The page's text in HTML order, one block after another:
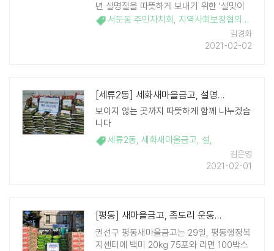
년 설명절을 따뜻하게 보내기 위한 '설맞이
이웃 나눔 행사'를 가졌다. 서둔동 단체장협
의회 주관으로 실시한 이번 설맞이 나눔 행
사에는 서둔동 주민자치회, 지 ..
서둔동 주민자치회 , 지역사회보장협의체
김경화
2021-02-02
[세류2동] 세화새마을금고, 설명절 이웃돕기 백미 전달
보이지 않는 곳까지 따뜻하게 함께 나누겠습
니다
세류2동, 세화새마을금고, 설,
김은영
2021-02-01
[평동] 새마을금고, 좀도리 운동으로 이웃돕기 물품 지원
권선구 평동새마을금고는 29일, 평동행정복
지센터에 백미 20kg 75포와 라면 100박스